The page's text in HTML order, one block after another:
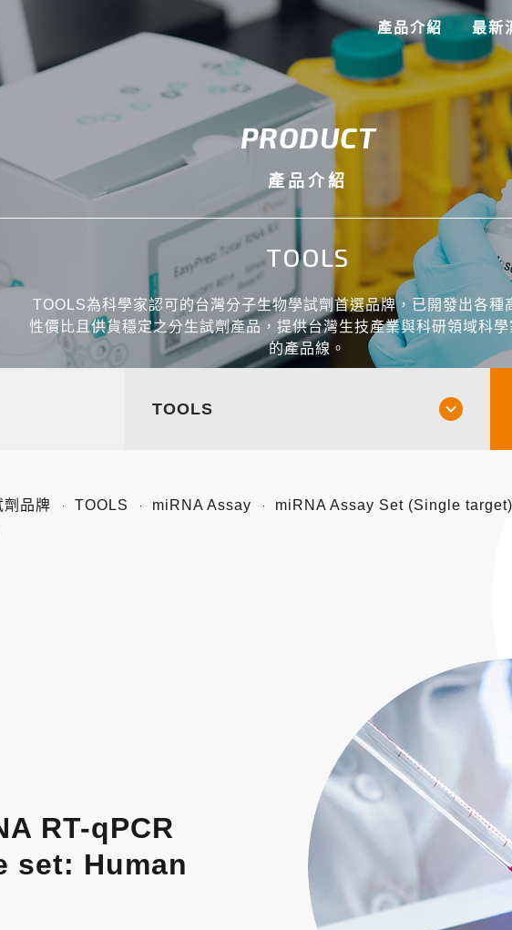
產品介紹 最新
PRODUCT
產品介紹
TOOLS
TOOLS為科學家認可的台灣分子生物學試劑首選品牌，已開發出各種
性價比且供貨穩定之分生試劑產品，提供台灣生技產業與科研領域科
的產品線。
TOOLS
劑品牌 TOOLS miRNA Assay
miRNA Assay Set (Single
RT-qPCR
set: Human